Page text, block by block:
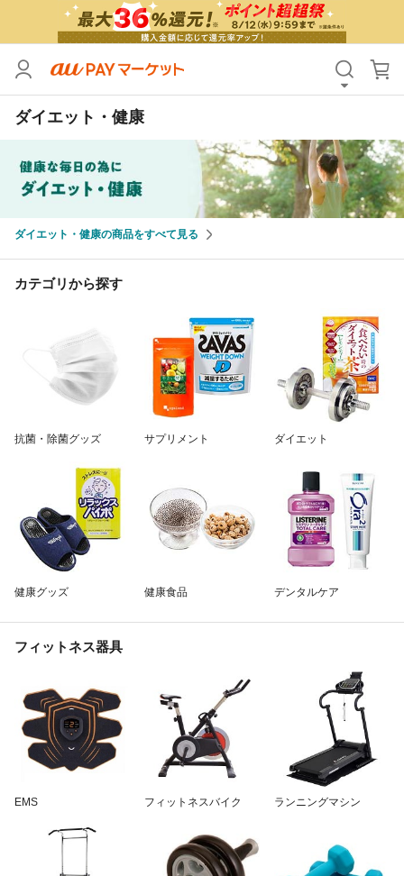
ダイエット・健康
ダイエット・健康の商品をすべて見る
カテゴリから探す
抗菌・除菌グッズ サプリメント ダイエット
健康グッズ 健康食品 デンタルケア
フィットネス器具
EMS フィットネスバイク ランニングマシン
カテゴリ すべて
価格
支払い方法 すべて
送料無料
Pontaパス特典対象すべて
キーワード
除外ワード